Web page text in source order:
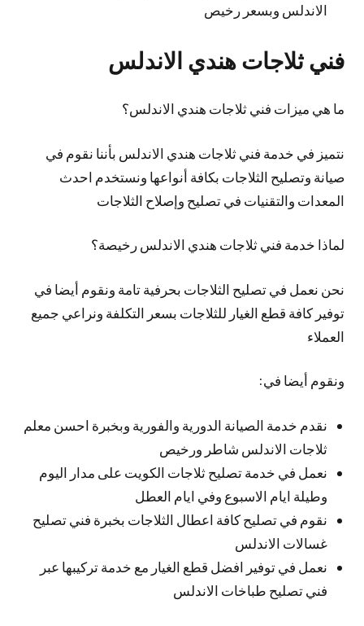
الاندلس وبسعر رخيص
فني ثلاجات هندي الاندلس
ما هي ميزات فني ثلاجات هندي الاندلس؟
نتميز في خدمة فني ثلاجات هندي الاندلس بأننا نقوم في
صيانة وتصليح الثلاجات بكافة أنواعها ونستخدم احدث
المعدات والتقنيات في تصليح وإصلاح الثلاجات
لماذا خدمة فني ثلاجات هندي الاندلس رخيصة؟
نحن نعمل في تصليح الثلاجات بحرفية تامة ونقوم أيضا في
توفير كافة قطع الغيار للثلاجات بسعر التكلفة ونراعي جميع
العملاء
ونقوم أيضا في:
نقدم خدمة الصيانة الدورية والفورية وبخبرة احسن معلم
ثلاجات الاندلس شاطر ورخيص
نعمل في خدمة تصليح ثلاجات الكويت على مدار اليوم
وطيلة ايام الاسبوع وفي ايام العطل
نقوم في تصليح كافة اعطال الثلاجات بخبرة فني تصليح
غسالات الاندلس
نعمل في توفير افضل قطع الغيار مع خدمة تركيبها عبر
فني تصليح طباخات الاندلس